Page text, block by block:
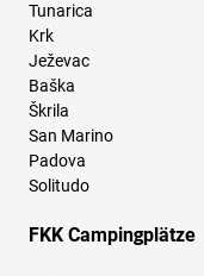
Tunarica
Krk
Ježevac
Baška
Škrila
San Marino
Padova
Solitudo
FKK Campingplätze